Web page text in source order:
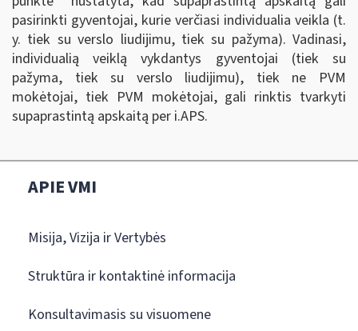
pasirinkti gyventojai, kurie verčiasi individualia veikla (t.
y. tiek su verslo liudijimu, tiek su pažyma). Vadinasi,
individualią veiklą vykdantys gyventojai (tiek su
pažyma, tiek su verslo liudijimu), tiek ne PVM
mokėtojai, tiek PVM mokėtojai, gali rinktis tvarkyti
supaprastintą apskaitą per i.APS.
APIE VMI
Misija, Vizija ir Vertybės
Struktūra ir kontaktinė informacija
Konsultavimasis su visuomene